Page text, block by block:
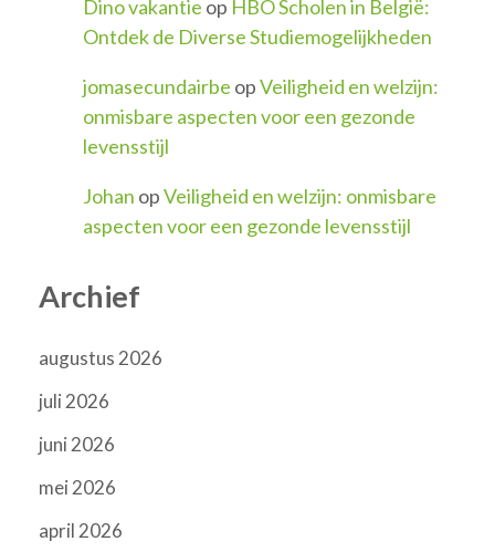
Dino vakantie op HBO Scholen in België:
Ontdek de Diverse Studiemogelijkheden
jomasecundairbe opVeiligheid en welzijn:
onmisbare aspecten voor een gezonde
levensstijl
Johan opVeiligheid en welzijn: onmisbare
aspecten voor een gezonde levensstijl
Archief
augustus 2026
juli 2026
juni 2026
mei 2026
april 2026